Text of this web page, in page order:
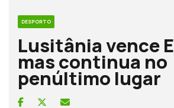
DESPORTO
Lusitânia vence
mas continua no
penúltimo lugar